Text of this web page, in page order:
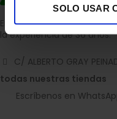
SOLO USAR
Empresa dedicada a la
la experiencia de 36 años.
C/ ALBERTO GRAY
todas nuestras tiendas
Escríbenos en